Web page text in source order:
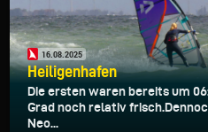
16.08.2025
Heiligenhafen
Die ersten waren bereits um
Grad noch relativ
Neo...